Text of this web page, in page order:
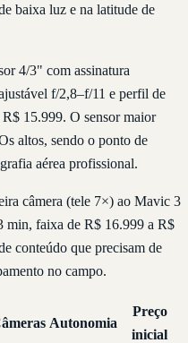
baixa luz e na latitude de
4/3" com assinatura
f/2,8–f/11 e perfil de
15.999. O sensor maior
altos, sendo o ponto de
aérea profissional.
câmera (tele 7×) ao Mavic 3
min, faixa de R$ 16.999 a R$
conteúdo que precisam de
no campo.
Autonomia
Preço
inicial